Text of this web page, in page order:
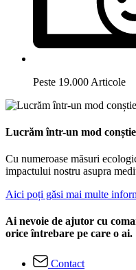
Peste 19.000 Articole
Lucrăm într-un mod
Cu numeroase măsuri
impactului nostru asupra
Aici poți găsi mai multe
Ai nevoie de ajutor cu
orice întrebare pe care o ai.
Contact